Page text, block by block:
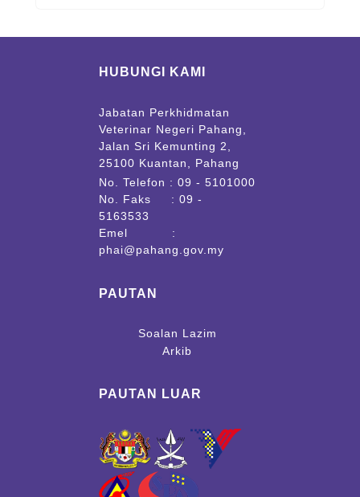
HUBUNGI KAMI
Jabatan Perkhidmatan
Veterinar Negeri Pahang,
Jalan Sri Kemunting 2,
25100 Kuantan, Pahang
No. Telefon : 09 - 5101000
No. Faks : 09 -
5163533
Emel :
phai@pahang.gov.my
PAUTAN
Soalan Lazim
Arkib
PAUTAN LUAR